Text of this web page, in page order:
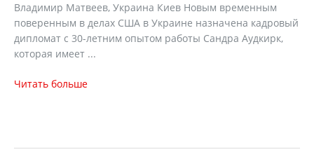
Владимир Матвеев, Украина Киев Новым временным
поверенным в делах США в Украине назначена кадровый
дипломат с 30-летним опытом работы Сандра Аудкирк,
которая имеет ...
Читать больше